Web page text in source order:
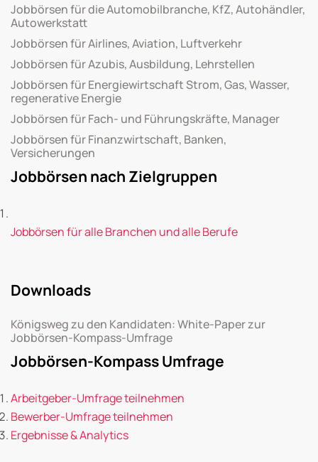
Jobbörsen für die Automobilbranche, KfZ, Autohändler,
Autowerkstatt
Jobbörsen für Airlines, Aviation, Luftverkehr
Jobbörsen für Azubis, Ausbildung, Lehrstellen
Jobbörsen für Energiewirtschaft Strom, Gas, Wasser,
regenerative Energie
Jobbörsen für Fach- und Führungskräfte, Manager
Jobbörsen für Finanzwirtschaft, Banken,
Versicherungen
Jobbörsen nach Zielgruppen
Jobbörsen für alle Branchen und alle Berufe
Downloads
Königsweg zu den Kandidaten: White-Paper zur
Jobbörsen-Kompass-Umfrage
Jobbörsen-Kompass Umfrage
Arbeitgeber-Umfrage teilnehmen
Bewerber-Umfrage teilnehmen
Ergebnisse & Analytics